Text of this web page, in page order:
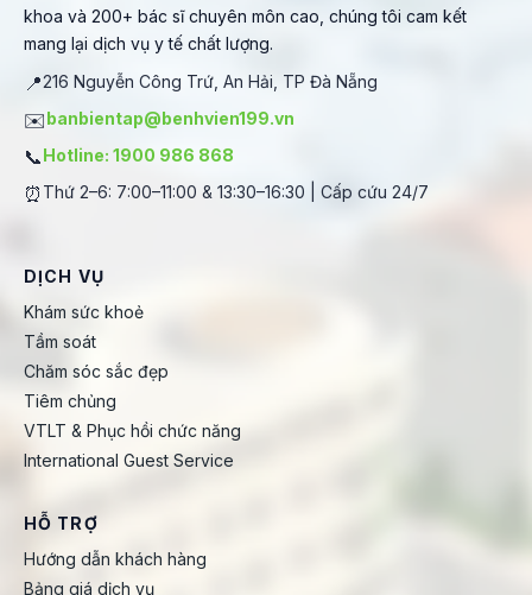
khoa và 200+ bác sĩ chuyên môn cao, chúng tôi cam kết
mang lại dịch vụ y tế chất lượng.
📍216 Nguyễn Công Trứ, An Hải, TP Đà Nẵng
✉️banbientap@benhvien199.vn
📞Hotline: 1900 986 868
⏰ Thứ 2–6: 7:00–11:00 & 13:30–16:30 | Cấp cứu 24/7
DỊCH VỤ
Khám sức khoẻ
Tầm soát
Chăm sóc sắc đẹp
Tiêm chủng
VTLT & Phục hồi chức năng
International Guest Service
HỖ TRỢ
Hướng dẫn khách hàng
Bảng giá dịch vụ